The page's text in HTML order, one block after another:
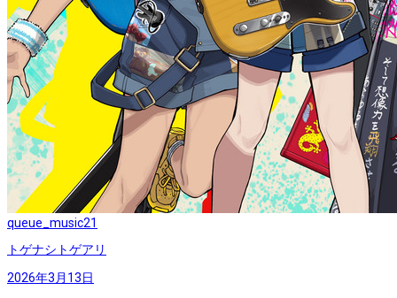
queue_music21
トゲナシトゲアリ
2026年3月13日